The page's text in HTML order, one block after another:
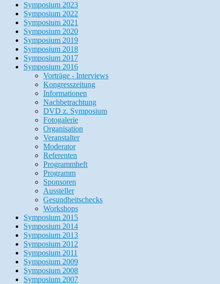
Symposium 2023
Symposium 2022
Symposium 2021
Symposium 2020
Symposium 2019
Symposium 2018
Symposium 2017
Symposium 2016
Vorträge - Interviews
Kongresszeitung
Informationen
Nachbetrachtung
DVD z. Symposium
Fotogalerie
Organisation
Veranstalter
Moderator
Referenten
Programmheft
Programm
Sponsoren
Aussteller
Gesundheitschecks
Workshops
Symposium 2015
Symposium 2014
Symposium 2013
Symposium 2012
Symposium 2011
Symposium 2009
Symposium 2008
Symposium 2007